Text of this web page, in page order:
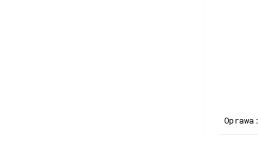
Oprawa: